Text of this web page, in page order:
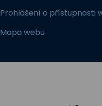
Prohlášení o přístupnosti
Mapa webu